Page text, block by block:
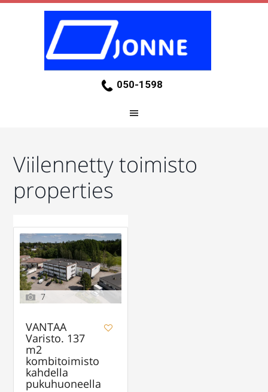
050-1598
Viilennetty toimisto
properties
7
VANTAA
Varisto. 137
m2
kombitoimisto
kahdella
pukuhuoneella